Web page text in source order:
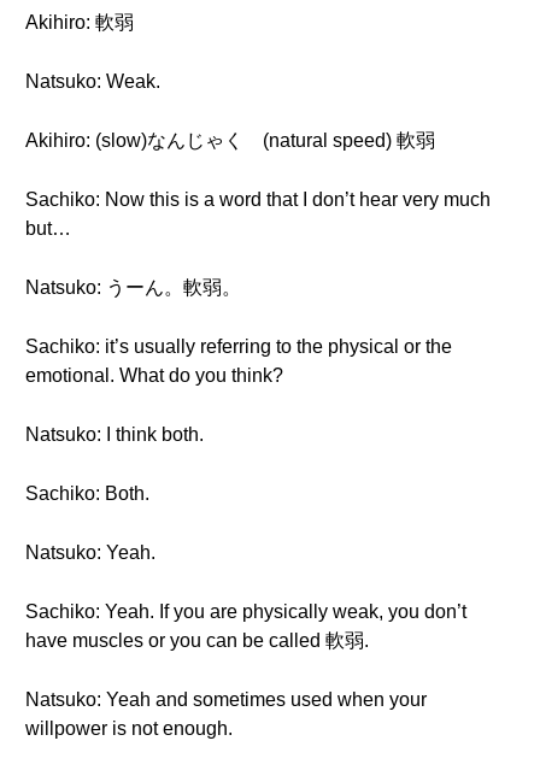
Akihiro: 軟弱
Natsuko: Weak.
Akihiro: (slow)なんじゃく (natural speed) 軟弱
Sachiko: Now this is a word that I don’t hear very much
but…
Natsuko: うーん。軟弱。
Sachiko: it’s usually referring to the physical or the
emotional. What do you think?
Natsuko: I think both.
Sachiko: Both.
Natsuko: Yeah.
Sachiko: Yeah. If you are physically weak, you don’t
have muscles or you can be called 軟弱.
Natsuko: Yeah and sometimes used when your
willpower is not enough.